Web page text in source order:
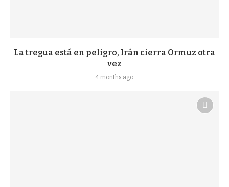
La tregua está en peligro, Irán cierra Ormuz otra
vez
4 months ago